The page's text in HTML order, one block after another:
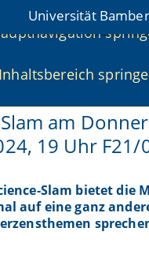
Universität
www.uni-bamberg.de
univis.uni-bamberg.de
am
19 Uhr F21/
Slam bietet die
auf eine ganz